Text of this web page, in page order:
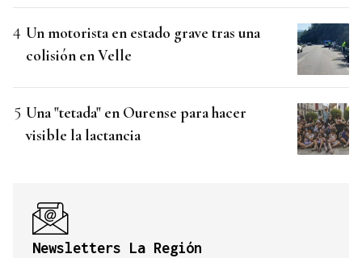
Un motorista en estado grave tras una
colisión en Velle
Una "tetada" en Ourense para hacer
visible la lactancia
Newsletters La Región